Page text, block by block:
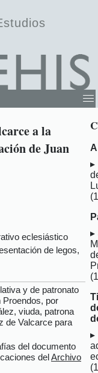
a la
de Juan
eclesiástico
de legos,
y de patronato
Proendos, por
viuda, patrona
de Valcarce para
del documento
delArchivo